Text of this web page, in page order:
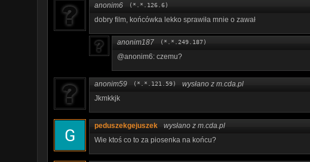
anonim6 (*.*.126.6)
dobry film, końcówka lekko sprawiła mnie o zawał
anonim187 (*.*.249.187)
@anonim6: czemu?
anonim59 (*.*.121.59) wysłano z m.cda.pl
Jkmkkjk
peduszekgejuszek wysłano z m.cda.pl
Wie ktoś co to za piosenka na końcu?